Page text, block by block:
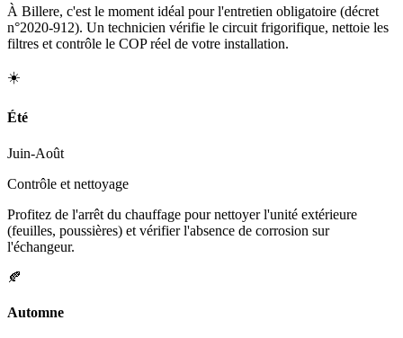
À Billere, c'est le moment idéal pour l'entretien obligatoire (décret
n°2020-912). Un technicien vérifie le circuit frigorifique, nettoie les
filtres et contrôle le COP réel de votre installation.
☀️
Été
Juin-Août
Contrôle et nettoyage
Profitez de l'arrêt du chauffage pour nettoyer l'unité extérieure
(feuilles, poussières) et vérifier l'absence de corrosion sur
l'échangeur.
🍂
Automne